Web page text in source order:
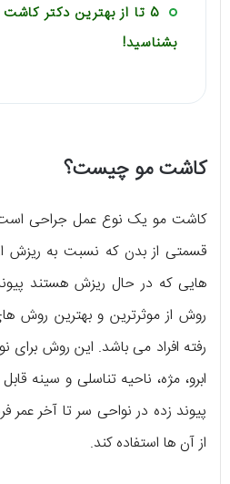
5 تا از بهترین دکتر
بشناسید!
کاشت مو چیست؟
کاشت مو یک نوع عمل جراحی است
قسمتی از بدن که نسبت به ریزش
هایی که در حال ریزش هستند
روش از موثرترین و بهترین روش
رفته افراد می باشد. این روش برای
ابرو، مژه، ناحیه تناسلی و سینه
پیوند زده در نواحی سر تا آخر عمر
از آن ها استفاده کند.